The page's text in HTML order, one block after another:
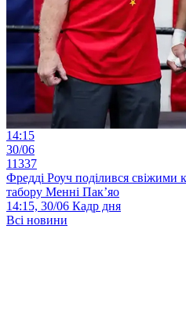
14:15
30/06
11337
Фредді Роуч поділився свіжими
табору Менні Пак’яо
14:15, 30/06 Кадр дня
Всі новини